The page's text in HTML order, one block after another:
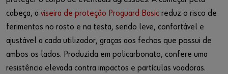
cabeça, a viseira de proteção Proguard Basic reduz o risco de
ferimentos no rosto e na testa, sendo leve, confortável e
ajustável a cada utilizador, graças aos fechos que possui de
ambos os lados. Produzida em policarbonato, confere uma
resistência elevada contra impactos e partículas voadoras.